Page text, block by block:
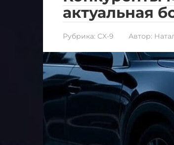
актуальная
Рубрика: CX-9 Автор: